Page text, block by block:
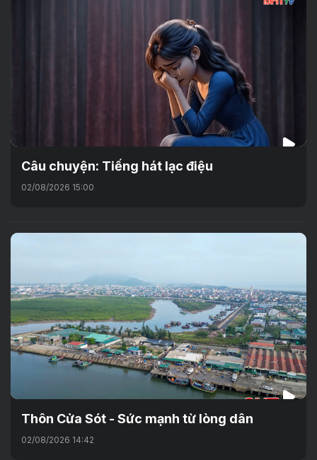
Câu chuyện: Tiếng hát lạc điệu
02/08/2026 15:00
Thôn Cửa Sót - Sức mạnh từ lòng dân
02/08/2026 14:42